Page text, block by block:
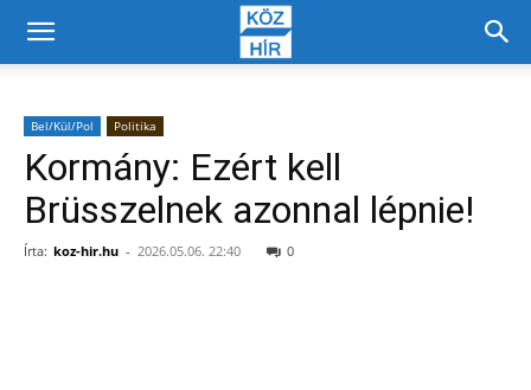
Bel/Kül/Pol Politika
Kormány: Ezért kell
Brüsszelnek azonnal lépnie!
Írta: koz-hir.hu - 2026.05.06. 22:40 0